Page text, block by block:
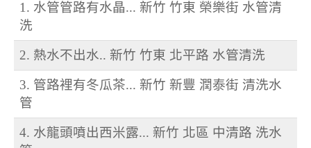
1. 水管管路有水晶... 新竹 竹東 榮樂街 水管清
洗
2. 熱水不出水.. 新竹 竹東 北平路 水管清洗
3. 管路裡有冬瓜茶... 新竹 新豐 潤泰街 清洗水
管
4. 水龍頭噴出西米露... 新竹 北區 中清路 洗水